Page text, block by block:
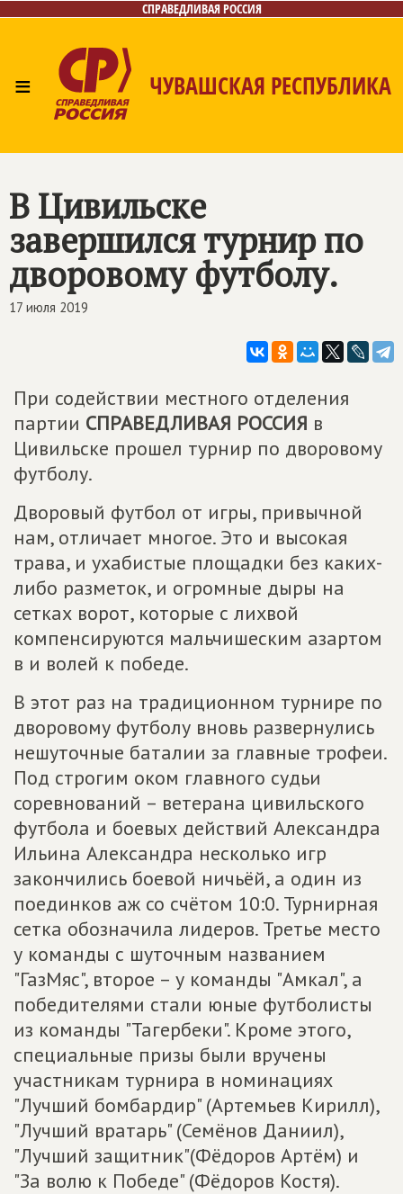
СПРАВЕДЛИВАЯ РОССИЯ
≡ ЧУВАШСКАЯ РЕСПУБЛИКА
В Цивильске
завершился турнир по
дворовому футболу.
17 июля 2019
При содействии местного отделения
партии СПРАВЕДЛИВАЯ РОССИЯ в
Цивильске прошел турнир по дворовому
футболу.
Дворовый футбол от игры, привычной
нам, отличает многое. Это и высокая
трава, и ухабистые площадки без каких-
либо разметок, и огромные дыры на
сетках ворот, которые с лихвой
компенсируются мальчишеским азартом
в и волей к победе.
В этот раз на традиционном турнире по
дворовому футболу вновь развернулись
нешуточные баталии за главные трофеи.
Под строгим оком главного судьи
соревнований – ветерана цивильского
футбола и боевых действий Александра
Ильина Александра несколько игр
закончились боевой ничьёй, а один из
поединков аж со счётом 10:0. Турнирная
сетка обозначила лидеров. Третье место
у команды с шуточным названием
"ГазМяс", второе – у команды "Амкал", а
победителями стали юные футболисты
из команды "Тагербеки". Кроме этого,
специальные призы были вручены
участникам турнира в номинациях
"Лучший бомбардир" (Артемьев Кирилл),
"Лучший вратарь" (Семёнов Даниил),
"Лучший защитник"(Фёдоров Артём) и
"За волю к Победе" (Фёдоров Костя).